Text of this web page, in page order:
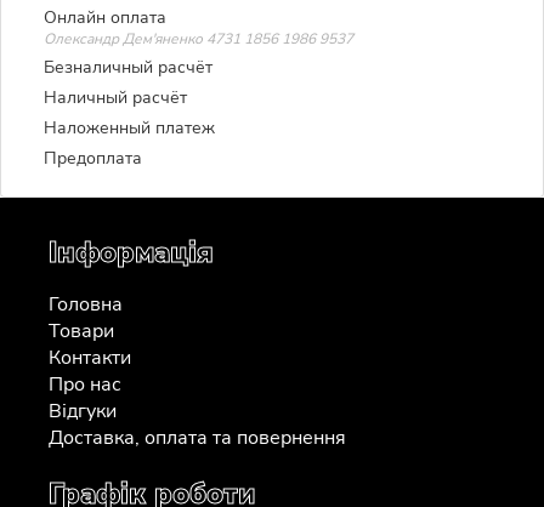
Онлайн оплата
Олександр Дем'яненко 4731 1856 1986 9537
Безналичный расчёт
Наличный расчёт
Наложенный платеж
Предоплата
Інформація
Головна
Товари
Контакти
Про нас
Відгуки
Доставка, оплата та повернення
Графік роботи